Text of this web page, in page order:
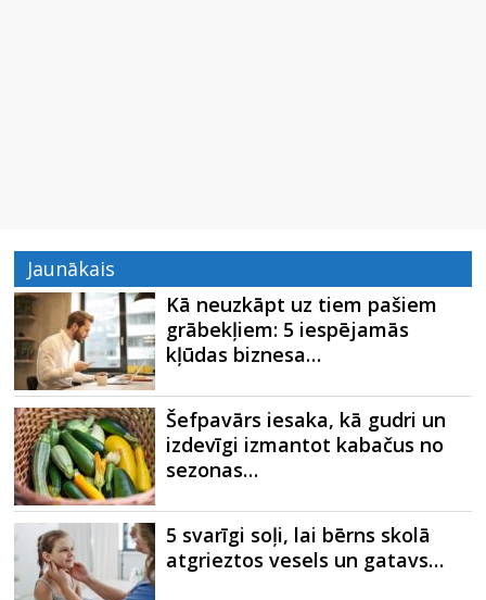
Jaunākais
Kā neuzkāpt uz tiem pašiem
grābekļiem: 5 iespējamās
kļūdas biznesa…
Šefpavārs iesaka, kā gudri un
izdevīgi izmantot kabačus no
sezonas…
5 svarīgi soļi, lai bērns skolā
atgrieztos vesels un gatavs…